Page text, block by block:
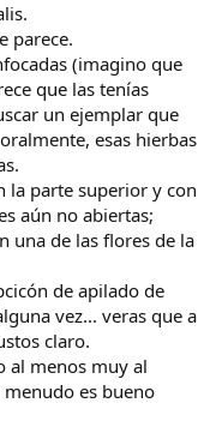
parece.
(imagino que
que las tenías
un ejemplar que
esas hierbas
la parte superior y con
aún no abiertas;
una de las flores de la
de apilado de
vez... veras que a
claro.
al menos muy al
menudo es bueno